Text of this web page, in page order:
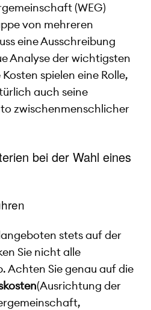
(WEG)
von mehreren
eine Ausschreibung
Analyse der wichtigsten
spielen eine Rolle,
auch seine
zwischenmenschlicher
bei der Wahl eines
stets auf der
Sie nicht alle
Achten Sie genau auf die
(Ausrichtung der